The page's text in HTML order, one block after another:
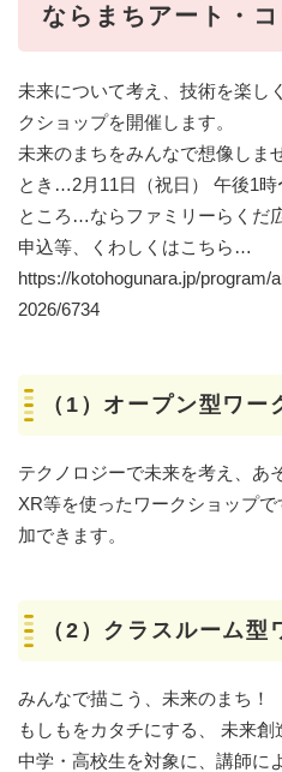
ならまちアート・
未来について考え、技術を楽し
クショップを開催します。
未来のまちをみんなで想像しま
とき…2月11日（祝日） 午後1時
ところ…ならファミリーらくだ
申込等、くわしくはこちら…
https://kotohogunara.jp/program/
2026/6734
（1）オープン型ワー
テクノロジーで未来を考え、あ
XR等を使ったワークショップ
加できます。
（2）クラスルーム
みんなで描こう、未来のまち！
もしもをカタチにする、 未来創
中学・高校生を対象に、講師に